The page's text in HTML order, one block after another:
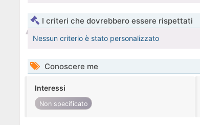
I criteri che dovrebbero essere rispettati
Nessun criterio è stato personalizzato
Conoscere me
Interessi
Non specificato